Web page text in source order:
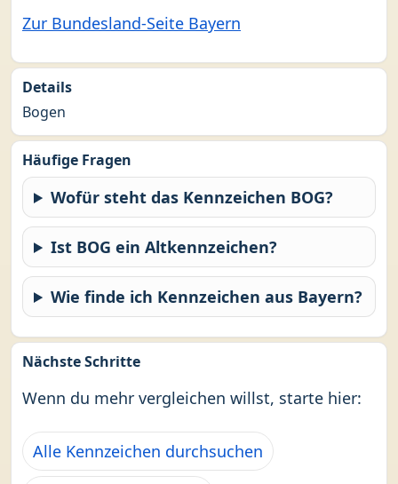
Zur Bundesland-Seite Bayern
Details
Bogen
Häufige Fragen
Wofür steht das Kennzeichen BOG?
Ist BOG ein Altkennzeichen?
Wie finde ich Kennzeichen aus Bayern?
Nächste Schritte
Wenn du mehr vergleichen willst, starte hier:
Alle Kennzeichen durchsuchen